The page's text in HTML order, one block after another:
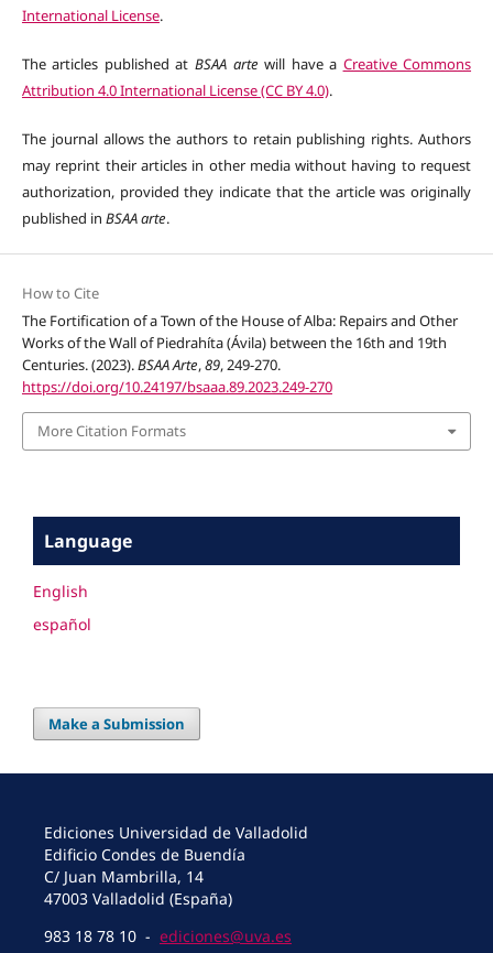
International License.
The articles published at BSAA arte will have a Creative Commons
Attribution 4.0 International License (CC BY 4.0).
The journal allows the authors to retain publishing rights. Authors
may reprint their articles in other media without having to request
authorization, provided they indicate that the article was originally
published in BSAA arte.
How to Cite
The Fortification of a Town of the House of Alba: Repairs and Other
Works of the Wall of Piedrahíta (Ávila) between the 16th and 19th
Centuries. (2023).BSAA Arte,89, 249-270.
https://doi.org/10.24197/bsaaa.89.2023.249-270
More Citation Formats
Language
English
español
Make a Submission
Ediciones Universidad de Valladolid
Edificio Condes de Buendía
C/ Juan Mambrilla, 14
47003 Valladolid (España)
983 18 78 10 - ediciones@uva.es